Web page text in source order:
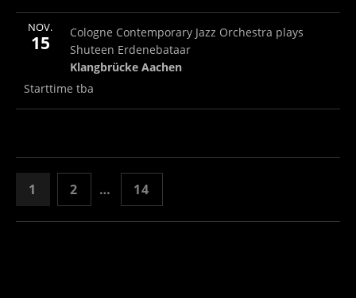
NOV.
15
Cologne Contemporary Jazz Orchestra plays
Shuteen Erdenebataar
Klangbrücke Aachen
Klangbrücke Aachen Klangbrücke Aachen
Note
Starttime tba
More
SEITENNUMMERIERUNG DER
PAGE
1 PAGE
2 … PAGE
14